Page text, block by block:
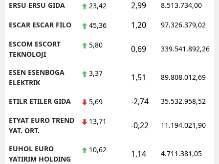
ERSU ERSU GIDA 23,42 2,99 8.513.734,00
ESCAR ESCAR FILO 45,36 1,20 97.326.379,02
ESCOM ESCORT
TEKNOLOJI
5,80 0,69 339.541.892,26
ESEN ESENBOGA
ELEKTRIK
3,37 1,51 89.808.012,69
ETILR ETILER GIDA 5,69 -2,74 35.532.958,52
ETYAT EURO TREND
YAT. ORT.
13,71 -0,22 11.194.021,90
EUHOL EURO
YATIRIM HOLDING
10,62 1,14 4.711.381,05